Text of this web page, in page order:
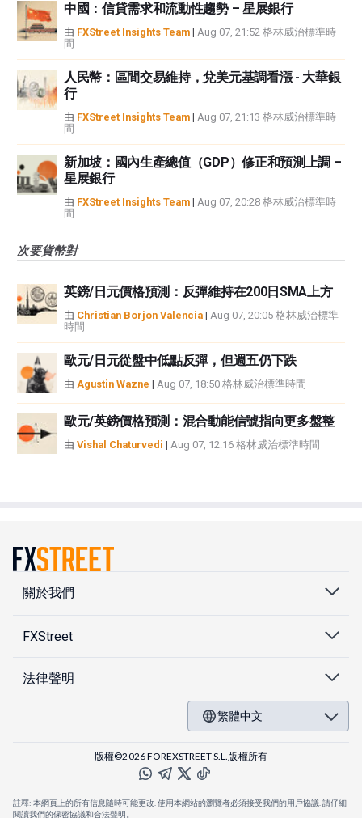
中國：信貸需求和流動性趨勢 – 星展銀行
由 FXStreet Insights Team | Aug 07, 21:52 格林威治標準時
間
人民幣：區間交易維持，兌美元基調看漲 - 大華銀
行
由 FXStreet Insights Team | Aug 07, 21:13 格林威治標準時
間
新加坡：國內生產總值（GDP）修正和預測上調 –
星展銀行
由 FXStreet Insights Team | Aug 07, 20:28 格林威治標準時
間
次要貨幣對
英鎊/日元價格預測：反彈維持在200日SMA上方
由 Christian Borjon Valencia | Aug 07, 20:05 格林威治標準
時間
歐元/日元從盤中低點反彈，但週五仍下跌
由 Agustin Wazne | Aug 07, 18:50 格林威治標準時間
歐元/英鎊價格預測：混合動能信號指向更多盤整
由 Vishal Chaturvedi | Aug 07, 12:16 格林威治標準時間
關於我們
FXStreet
法律聲明
繁體中文
版權©2026 FOREXSTREET S.L.版權所有
註釋: 本網頁上的所有信息隨時可能更改. 使用本網站的瀏覽者必須接受我們的用戶協議. 請仔細
閱讀我們的保密協議和合法聲明。